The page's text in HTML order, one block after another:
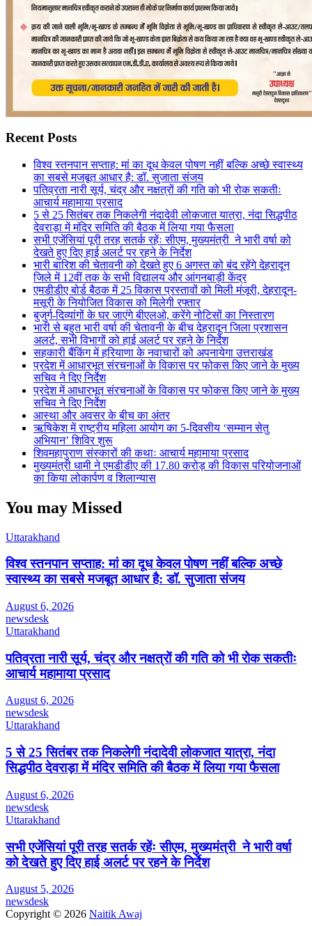
Recent Posts
विश्व स्तनपान सप्ताह: मां का दूध केवल पोषण नहीं बल्कि अच्छे स्वास्थ्य
का सबसे मजबूत आधार है: डॉ. सुजाता संजय
पतिव्रता नारी सूर्य, चंद्र और नक्षत्रों की गति को भी रोक सकतीः
आचार्य महामाया प्रसाद
5 से 25 सितंबर तक निकलेगी नंदादेवी लोकजात यात्रा, नंदा सिद्धपीठ
देवराड़ा में मंदिर समिति की बैठक में लिया गया फैसला
सभी एजेंसियां पूरी तरह सतर्क रहेंः सीएम, मुख्यमंत्री ने भारी वर्षा को
देखते हुए दिए हाई अलर्ट पर रहने के निर्देश
भारी बारिश की चेतावनी को देखते हुए 6 अगस्त को बंद रहेंगे देहरादून
जिले में 12वीं तक के सभी विद्यालय और आंगनबाड़ी केंद्र
एमडीडीए बोर्ड बैठक में 25 विकास प्रस्तावों को मिली मंजूरी, देहरादून-
मसूरी के नियोजित विकास को मिलेगी रफ्तार
बुजुर्ग-दिव्यांगों के घर जाएंगे बीएलओ, करेंगे नोटिसों का निस्तारण
भारी से बहुत भारी वर्षा की चेतावनी के बीच देहरादून जिला प्रशासन
अलर्ट, सभी विभागों को हाई अलर्ट पर रहने के निर्देश
सहकारी बैंकिंग में हरियाणा के नवाचारों को अपनायेगा उत्तराखंड
प्रदेश में आधारभूत संरचनाओं के विकास पर फोकस किए जाने के मुख्य
सचिव ने दिए निर्देश
प्रदेश में आधारभूत संरचनाओं के विकास पर फोकस किए जाने के मुख्य
सचिव ने दिए निर्देश
आस्था और अवसर के बीच का अंतर
ऋषिकेश में राष्ट्रीय महिला आयोग का 5-दिवसीय ‘सम्मान सेतु
अभियान’ शिविर शुरू
शिवमहापुराण संस्कारों की कथाः आचार्य महामाया प्रसाद
मुख्यमंत्री धामी ने एमडीडीए की 17.80 करोड़ की विकास परियोजनाओं
का किया लोकार्पण व शिलान्यास
You may Missed
Uttarakhand
विश्व स्तनपान सप्ताह: मां का दूध केवल पोषण नहीं बल्कि अच्छे
स्वास्थ्य का सबसे मजबूत आधार है: डॉ. सुजाता संजय
August 6, 2026
newsdesk
Uttarakhand
पतिव्रता नारी सूर्य, चंद्र और नक्षत्रों की गति को भी रोक सकतीः
आचार्य महामाया प्रसाद
August 6, 2026
newsdesk
Uttarakhand
5 से 25 सितंबर तक निकलेगी नंदादेवी लोकजात यात्रा, नंदा
सिद्धपीठ देवराड़ा में मंदिर समिति की बैठक में लिया गया फैसला
August 6, 2026
newsdesk
Uttarakhand
सभी एजेंसियां पूरी तरह सतर्क रहेंः सीएम, मुख्यमंत्री ने भारी वर्षा
को देखते हुए दिए हाई अलर्ट पर रहने के निर्देश
August 5, 2026
newsdesk
Copyright © 2026 Naitik Awaj